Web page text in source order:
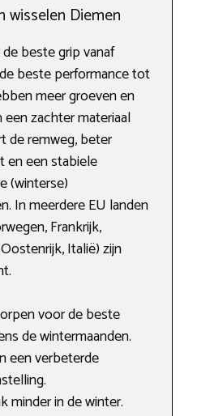
wisselen Diemen
beste grip vanaf
beste performance tot
meer groeven en
zachter materiaal
de remweg, beter
en een stabiele
(winterse)
In meerdere EU landen
Frankrijk,
Italië) zijn
voor de beste
de wintermaanden.
een verbeterde
minder in de winter.